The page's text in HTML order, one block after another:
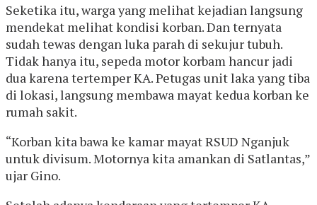
Seketika itu, warga yang melihat kejadian langsung
mendekat melihat kondisi korban. Dan ternyata
sudah tewas dengan luka parah di sekujur tubuh.
Tidak hanya itu, sepeda motor korbam hancur jadi
dua karena tertemper KA. Petugas unit laka yang tiba
di lokasi, langsung membawa mayat kedua korban ke
rumah sakit.
“Korban kita bawa ke kamar mayat RSUD Nganjuk
untuk divisum. Motornya kita amankan di Satlantas,”
ujar Gino.